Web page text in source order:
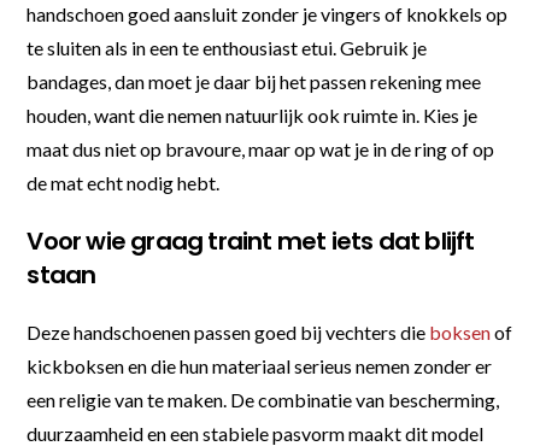
handschoen goed aansluit zonder je vingers of knokkels op
te sluiten als in een te enthousiast etui. Gebruik je
bandages, dan moet je daar bij het passen rekening mee
houden, want die nemen natuurlijk ook ruimte in. Kies je
maat dus niet op bravoure, maar op wat je in de ring of op
de mat echt nodig hebt.
Voor wie graag traint met iets dat blijft
staan
Deze handschoenen passen goed bij vechters die boksenof
kickboksen en die hun materiaal serieus nemen zonder er
een religie van te maken. De combinatie van bescherming,
duurzaamheid en een stabiele pasvorm maakt dit model